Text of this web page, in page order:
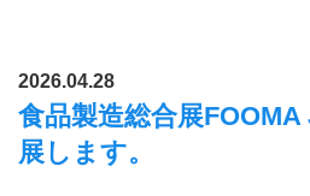
2026.04.28
食品製造総合展
展します。